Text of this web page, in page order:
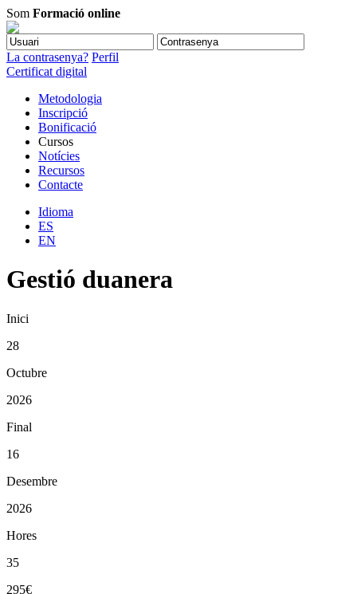
Som Formació online
La contrasenya? Perfil
Certificat digital
Metodologia
Inscripció
Bonificació
Cursos
Notícies
Recursos
Contacte
Idioma
ES
EN
Gestió duanera
Inici
28
Octubre
2026
Final
16
Desembre
2026
Hores
35
295€